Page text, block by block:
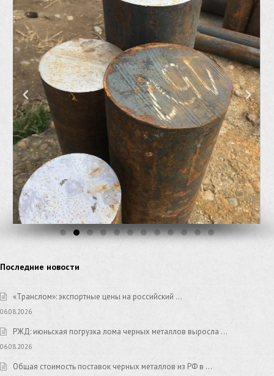
Последние новости
«Транслом»: экспортные цены на российский …
06.08.2026
РЖД: июньская погрузка лома черных металлов выросла …
06.08.2026
Общая стоимость поставок черных металлов из РФ в …